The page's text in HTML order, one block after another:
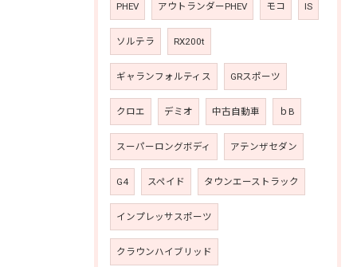
PHEV アウトランダーPHEV モコ IS
ソルテラ RX200t
ギャランフォルティス GRスポーツ
クロエ デミオ 中古自動車 ｂB
スーパーロングボディ アテンザセダン
G4 スペイド タウンエーストラック
インプレッサスポーツ
クラウンハイブリッド